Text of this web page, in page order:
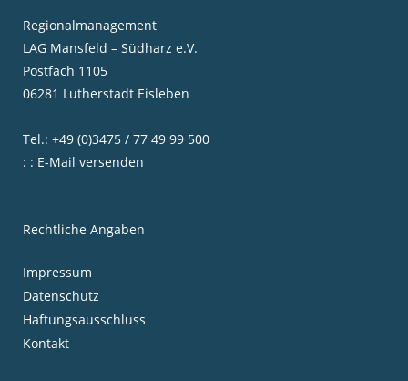
Regionalmanagement
LAG Mansfeld – Südharz e.V.
Postfach 1105
06281 Lutherstadt Eisleben
Tel.: +49 (0)3475 / 77 49 99 500
: : E-Mail versenden
Rechtliche Angaben
Impressum
Datenschutz
Haftungsausschluss
Kontakt